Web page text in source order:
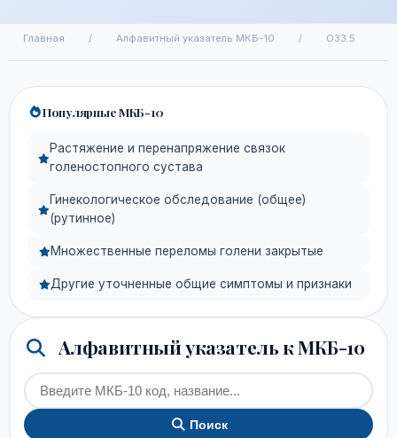
Главная / Алфавитный указатель МКБ-10 / O33.5
Популярные МКБ-10
Растяжение и перенапряжение связок
голеностопного сустава
Гинекологическое обследование (общее)
(рутинное)
Множественные переломы голени закрытые
Другие уточненные общие симптомы и признаки
Алфавитный указатель к МКБ-10
Поиск